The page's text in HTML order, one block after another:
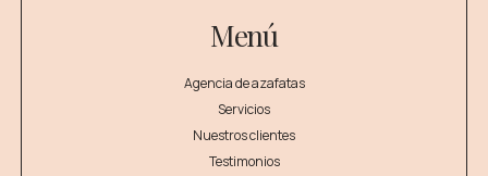
Menú
Agencia de azafatas
Servicios
Nuestros clientes
Testimonios